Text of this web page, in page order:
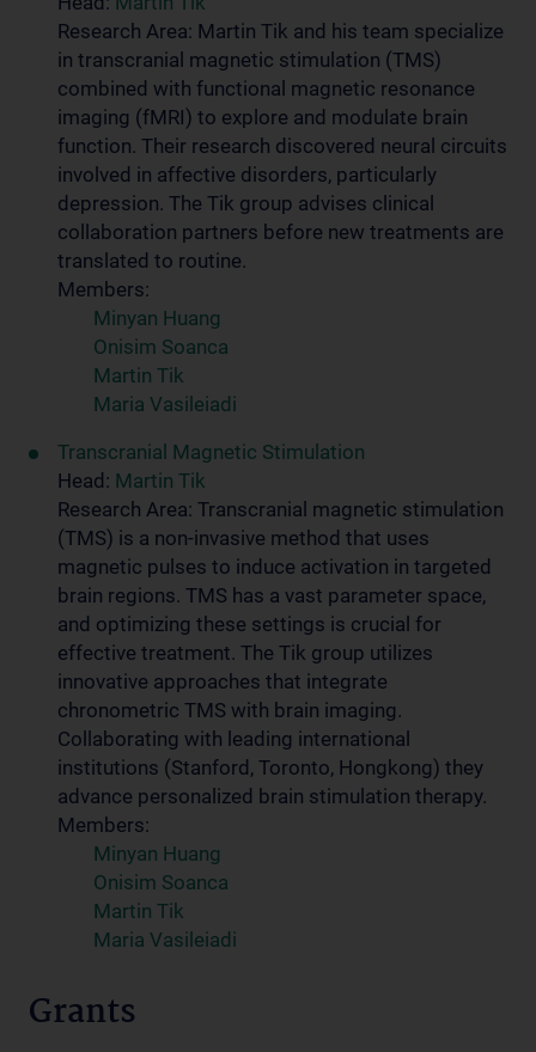
Research Area: Martin Tik and his team specialize
in transcranial magnetic stimulation (TMS)
combined with functional magnetic resonance
imaging (fMRI) to explore and modulate brain
function. Their research discovered neural circuits
involved in affective disorders, particularly
depression. The Tik group advises clinical
collaboration partners before new treatments are
translated to routine.
Members:
Minyan Huang
Onisim Soanca
Martin Tik
Maria Vasileiadi
Transcranial Magnetic Stimulation
Head: Martin Tik
Research Area: Transcranial magnetic stimulation
(TMS) is a non-invasive method that uses
magnetic pulses to induce activation in targeted
brain regions. TMS has a vast parameter space,
and optimizing these settings is crucial for
effective treatment. The Tik group utilizes
innovative approaches that integrate
chronometric TMS with brain imaging.
Collaborating with leading international
institutions (Stanford, Toronto, Hongkong) they
advance personalized brain stimulation therapy.
Members:
Minyan Huang
Onisim Soanca
Martin Tik
Maria Vasileiadi
Grants